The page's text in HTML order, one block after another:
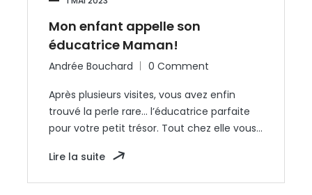
Mon enfant appelle son
éducatrice Maman!
Andrée Bouchard 0 Comment
Après plusieurs visites, vous avez enfin
trouvé la perle rare… l’éducatrice parfaite
pour votre petit trésor. Tout chez elle vous…
Lire la suite